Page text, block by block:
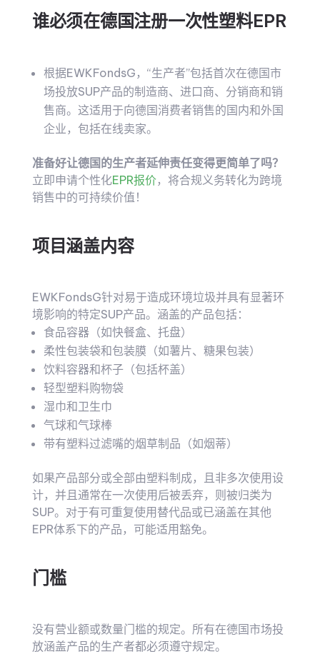
谁必须在德国注册一次性塑料EPR
根据EWKFondsG，“生产者”包括首次在德国市
场投放SUP产品的制造商、进口商、分销商和销
售商。这适用于向德国消费者销售的国内和外国
企业，包括在线卖家。
准备好让德国的生产者延伸责任变得更简单了吗？
立即申请个性化EPR报价，将合规义务转化为跨境
销售中的可持续价值！
项目涵盖内容
EWKFondsG针对易于造成环境垃圾并具有显著环
境影响的特定SUP产品。涵盖的产品包括：
食品容器（如快餐盒、托盘）
柔性包装袋和包装膜（如薯片、糖果包装）
饮料容器和杯子（包括杯盖）
轻型塑料购物袋
湿巾和卫生巾
气球和气球棒
带有塑料过滤嘴的烟草制品（如烟蒂）
如果产品部分或全部由塑料制成，且非多次使用设
计，并且通常在一次使用后被丢弃，则被归类为
SUP。对于有可重复使用替代品或已涵盖在其他
EPR体系下的产品，可能适用豁免。
门槛
没有营业额或数量门槛的规定。所有在德国市场投
放涵盖产品的生产者都必须遵守规定。